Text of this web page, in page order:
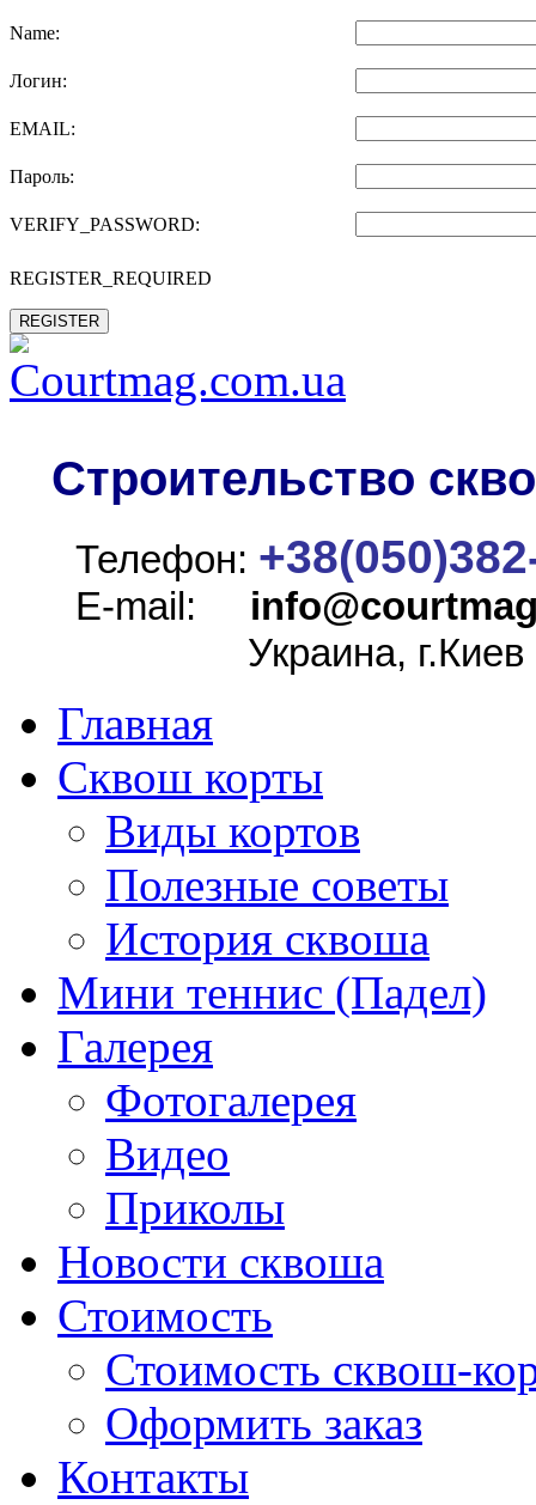
Name:
Логин:
EMAIL:
Пароль:
VERIFY_PASSWORD:
REGISTER_REQUIRED
REGISTER
Строительство
Телефон:
E-mail: info@
Украина, г.Киев
Главная
Сквош корты
Виды кортов
Полезные советы
История сквоша
Мини теннис (Падел)
Галерея
Фотогалерея
Видео
Приколы
Новости сквоша
Стоимость
Стоимость сквош-
Оформить заказ
Контакты